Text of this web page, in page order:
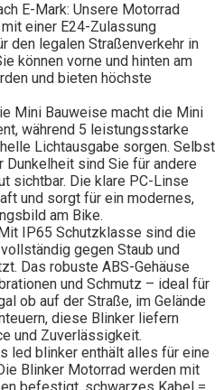
E-Mark: Unsere Motorrad
einer E24-Zulassung
den legalen Straßenverkehr in
können vorne und hinten am
und bieten höchste
Mini Bauweise macht die Mini
während 5 leistungsstarke
Lichtausgabe sorgen. Selbst
Dunkelheit sind Sie für andere
sichtbar. Die klare PC-Linse
und sorgt für ein modernes,
am Bike.
IP65 Schutzklasse sind die
gegen Staub und
Das robuste ABS-Gehäuse
und Schmutz – ideal für
ob auf der Straße, im Gelände
diese Blinker liefern
und Zuverlässigkeit.
led blinker enthält alles für eine
Blinker Motorrad werden mit